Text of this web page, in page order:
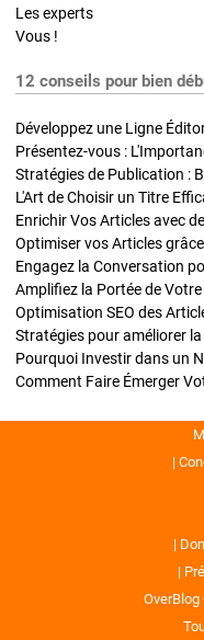
Les experts
Vous !
12 conseils pour bien
Développez une Ligne
Présentez-vous :
L'Art de Choisir un Titre
Optimiser vos Articles
Engagez la Conversation
Amplifiez la Portée de